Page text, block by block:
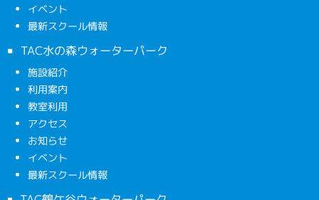
イベント
最新スクール情報
TAC水の森ウォーターパーク
施設紹介
利用案内
教室利用
アクセス
お知らせ
イベント
最新スクール情報